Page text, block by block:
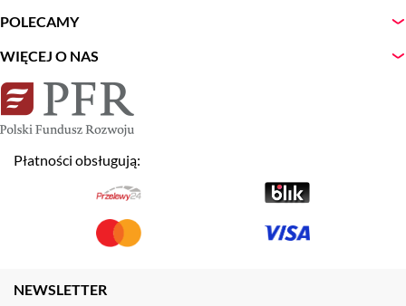
POLECAMY
WIĘCEJ O NAS
Płatności obsługują:
NEWSLETTER